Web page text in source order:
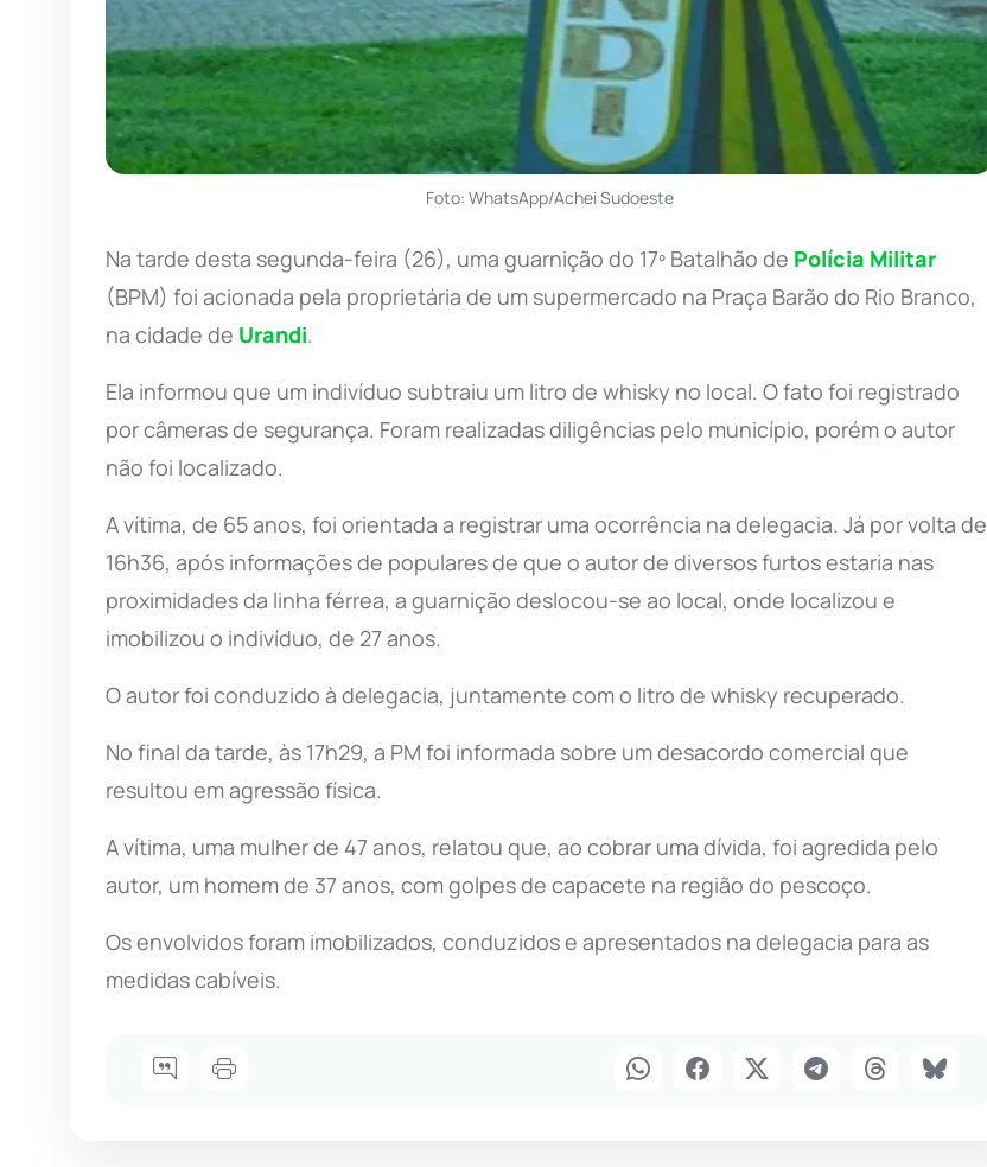
Foto: WhatsApp/Achei Sudoeste
Na tarde desta segunda-feira (26), uma guarnição do 17º Batalhão de Polícia Militar
(BPM) foi acionada pela proprietária de um supermercado na Praça Barão do Rio Branco,
na cidade de Urandi.
Ela informou que um indivíduo subtraiu um litro de whisky no local. O fato foi registrado
por câmeras de segurança. Foram realizadas diligências pelo município, porém o autor
não foi localizado.
A vítima, de 65 anos, foi orientada a registrar uma ocorrência na delegacia. Já por volta de
16h36, após informações de populares de que o autor de diversos furtos estaria nas
proximidades da linha férrea, a guarnição deslocou-se ao local, onde localizou e
imobilizou o indivíduo, de 27 anos.
O autor foi conduzido à delegacia, juntamente com o litro de whisky recuperado.
No final da tarde, às 17h29, a PM foi informada sobre um desacordo comercial que
resultou em agressão física.
A vítima, uma mulher de 47 anos, relatou que, ao cobrar uma dívida, foi agredida pelo
autor, um homem de 37 anos, com golpes de capacete na região do pescoço.
Os envolvidos foram imobilizados, conduzidos e apresentados na delegacia para as
medidas cabíveis.